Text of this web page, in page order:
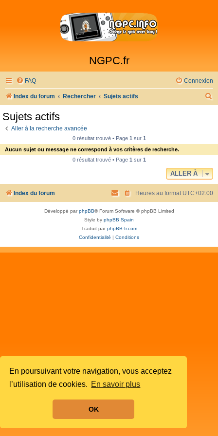
En poursuivant votre navigation, vous acceptez
l’utilisation de cookies. En savoir plus
OK
NGPC.fr
FAQ Connexion
Index du forum Rechercher Sujets actifs
h
Sujets actifs
Aller à la recherche avancée
0 résultat trouvé • Page 1sur 1
Aucun sujet ou message ne correspond à vos critères de recherche.
0 résultat trouvé • Page 1sur 1
ALLER À
Index du forum Heures au format UTC+02:00
Développé parphpBB® Forum Software © phpBB Limited
Style by phpBB Spain
Traduit parphpBB-fr.com
Confidentialité
Conditions